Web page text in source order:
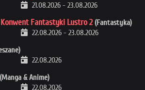
21.08.2026 - 23.08.2026
Fantastyki Lustro 2 (Fantastyka)
22.08.2026 - 23.08.2026
22.08.2026
(Manga & Anime)
22.08.2026